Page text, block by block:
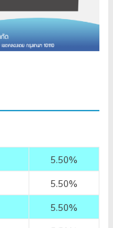
5.50%
5.50%
5.50%